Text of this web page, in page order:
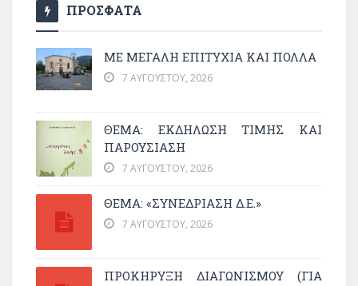
ΠΡΟΣΦΑΤΑ
ΜΕ ΜΕΓΆΛΗ ΕΠΙΤΥΧΊΑ ΚΑΙ ΠΟΛΛΆ
7 ΑΥΓΟΎΣΤΟΥ, 2026
ΘΈΜΑ: ΕΚΔΉΛΩΣΗ ΤΙΜΉΣ ΚΑΙ
ΠΑΡΟΥΣΊΑΣΗ
7 ΑΥΓΟΎΣΤΟΥ, 2026
ΘΕΜΑ: «ΣΥΝΕΔΡΊΑΣΗ Δ.Ε.»
7 ΑΥΓΟΎΣΤΟΥ, 2026
ΠΡΟΚΗΡΥΞΗ ΔΙΑΓΩΝΙΣΜΟΥ (ΓΙΑ